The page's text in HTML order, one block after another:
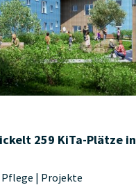
259 KiTa-Plätze in
| Projekte